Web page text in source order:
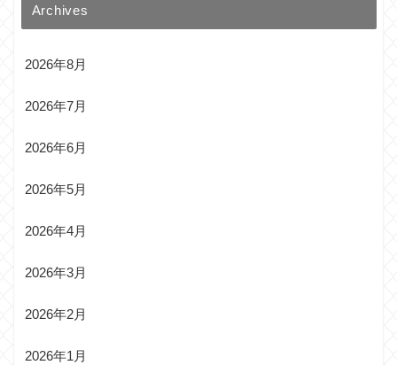
Archives
2026年8月
2026年7月
2026年6月
2026年5月
2026年4月
2026年3月
2026年2月
2026年1月